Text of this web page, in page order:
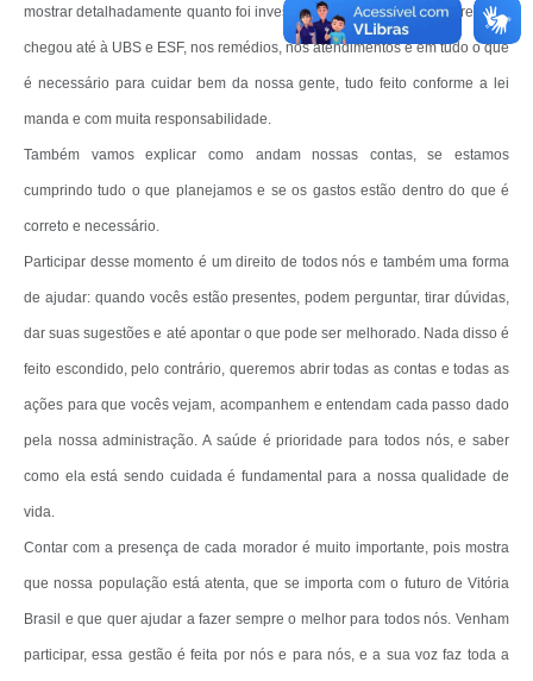
mostrar detalhadamente quanto foi investido na saúde, como esse recurso
chegou até à UBS e ESF, nos remédios, nos atendimentos e em tudo o que
é necessário para cuidar bem da nossa gente, tudo feito conforme a lei
manda e com muita responsabilidade.
Também vamos explicar como andam nossas contas, se estamos
cumprindo tudo o que planejamos e se os gastos estão dentro do que é
correto e necessário.
Participar desse momento é um direito de todos nós e também uma forma
de ajudar: quando vocês estão presentes, podem perguntar, tirar dúvidas,
dar suas sugestões e até apontar o que pode ser melhorado. Nada disso é
feito escondido, pelo contrário, queremos abrir todas as contas e todas as
ações para que vocês vejam, acompanhem e entendam cada passo dado
pela nossa administração. A saúde é prioridade para todos nós, e saber
como ela está sendo cuidada é fundamental para a nossa qualidade de
vida.
Contar com a presença de cada morador é muito importante, pois mostra
que nossa população está atenta, que se importa com o futuro de Vitória
Brasil e que quer ajudar a fazer sempre o melhor para todos nós. Venham
participar, essa gestão é feita por nós e para nós, e a sua voz faz toda a